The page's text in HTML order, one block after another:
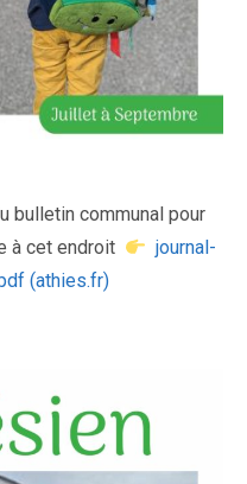
bulletin communal pour
à cet endroit
journal-
(athies.fr)